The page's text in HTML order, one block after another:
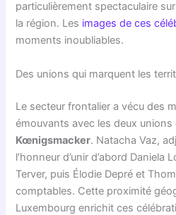
particulièrement spectaculaire
la région. Les images de ces
moments inoubliables.
Des unions qui marquent les
Le secteur frontalier a vécu des
émouvants avec les deux unions
Kœnigsmacker. Natacha Vaz,
l’honneur d’unir d’abord Daniela
Terver, puis Élodie Depré et
comptables. Cette proximité
Luxembourg enrichit ces